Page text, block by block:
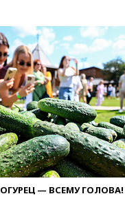
— ВСЕМУ ГОЛОВА!